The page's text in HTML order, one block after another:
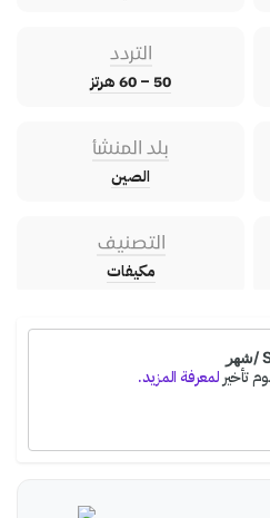
التردد
50 – 60 هرتز
بلد المنشأ
الصين
التصنيف
مكيفات